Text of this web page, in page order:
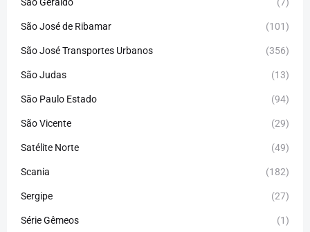
São Geraldo (7)
São José de Ribamar (101)
São José Transportes Urbanos (356)
São Judas (13)
São Paulo Estado (94)
São Vicente (29)
Satélite Norte (49)
Scania (182)
Sergipe (27)
Série Gêmeos (1)